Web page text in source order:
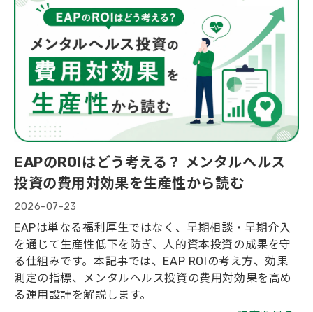
EAPのROIはどう考える？ メンタルヘルス
投資の費用対効果を生産性から読む
2026-07-23
EAPは単なる福利厚生ではなく、早期相談・早期介入
を通じて生産性低下を防ぎ、人的資本投資の成果を守
る仕組みです。本記事では、EAP ROIの考え方、効果
測定の指標、メンタルヘルス投資の費用対効果を高め
る運用設計を解説します。